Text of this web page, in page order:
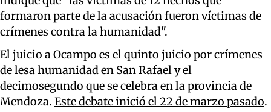
formaron parte de la acusación fueron víctimas de
crímenes contra la humanidad".
El juicio a Ocampo es el quinto juicio por crímenes
de lesa humanidad en San Rafael y el
decimosegundo que se celebra en la provincia de
Mendoza. Este debate inició el 22 de marzo pasado.